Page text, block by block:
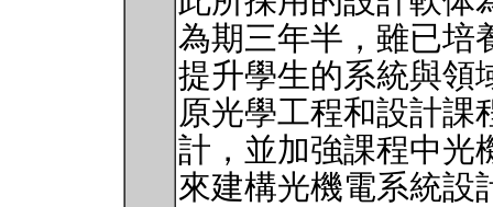
為期三年半，雖已培
提升學生的系統與領
原光學工程和設計課
計，並加強課程中光
來建構光機電系統設